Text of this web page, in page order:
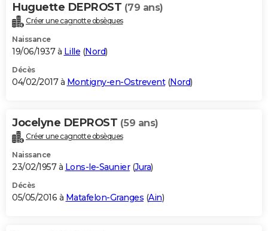
Huguette DEPROST (79 ans)
Créer une cagnotte obsèques
Naissance
19/06/1937 à Lille (Nord)
Décès
04/02/2017 à Montigny-en-Ostrevent(Nord)
Jocelyne DEPROST (59 ans)
Créer une cagnotte obsèques
Naissance
23/02/1957 à Lons-le-Saunier(Jura)
Décès
05/05/2016 à Matafelon-Granges (Ain)